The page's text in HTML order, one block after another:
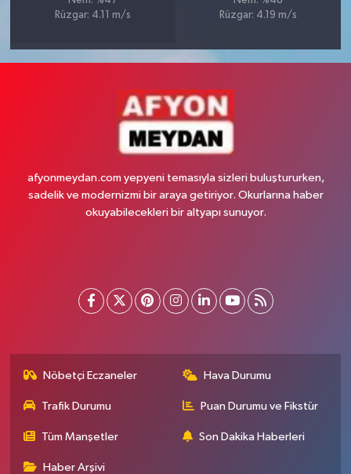
Rüzgar: 4.11 m/s
Rüzgar: 4.19 m/s
afyonmeydan.com yepyeni temasıyla sizleri buluştururken,
sadelik ve modernizmi bir araya getiriyor. Okurlarına haber
okuyabilecekleri bir altyapı sunuyor.
Nöbetçi Eczaneler Hava Durumu
Trafik Durumu Puan Durumu ve Fikstür
Tüm Manşetler Son Dakika Haberleri
Haber Arşivi